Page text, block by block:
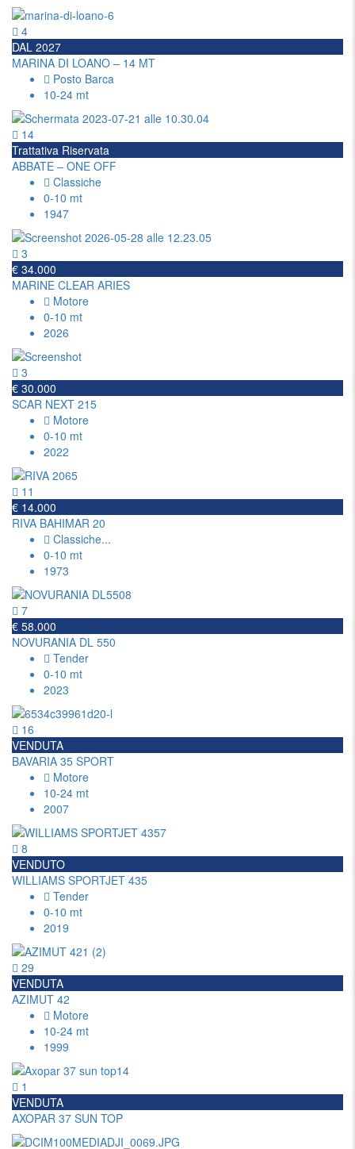
4
DAL 2027
MARINA DI LOANO – 14 MT
Posto Barca
10-24 mt
14
Trattativa Riservata
ABBATE – ONE OFF
Classiche
0-10 mt
1947
3
€ 34.000
MARINE CLEAR ARIES
Motore
0-10 mt
2026
3
€ 30.000
SCAR NEXT 215
Motore
0-10 mt
2022
11
€ 14.000
RIVA BAHIMAR 20
Classiche...
0-10 mt
1973
7
€ 58.000
NOVURANIA DL 550
Tender
0-10 mt
2023
16
VENDUTA
BAVARIA 35 SPORT
Motore
10-24 mt
2007
8
VENDUTO
WILLIAMS SPORTJET 435
Tender
0-10 mt
2019
29
VENDUTA
AZIMUT 42
Motore
10-24 mt
1999
1
VENDUTA
AXOPAR 37 SUN TOP